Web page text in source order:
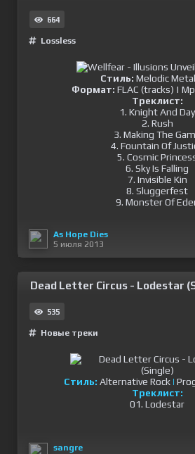
664
Lossless
Стиль: Melodic
Формат: FLAC (tracks) |
Треклист:
1. Knight And Day
2. Rush
3. Making The
4. Fountain Of
5. Cosmic
6. Sky Is Falling
7. Invisible Kin
8. Sluggerfest
9. Monster Of
As Hope Dies
5 июля 2013
Dead Letter Circus - Lodestar
535
Новые треки
Стиль: Alternative Rock |
Треклист:
01. Lodestar
sangre